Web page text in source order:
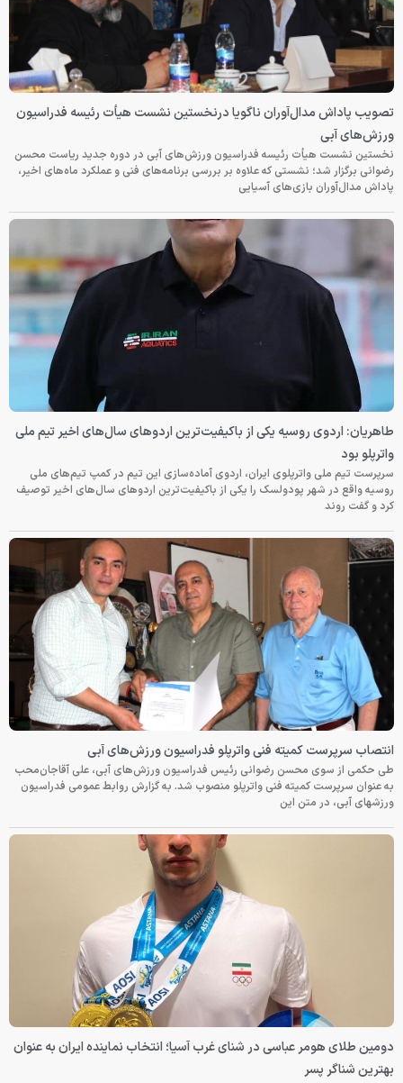
تصویب پاداش مدال‌آوران ناگویا درنخستین نشست هیأت رئیسه فدراسیون
ورزش‌های آبی
نخستین نشست هیأت رئیسه فدراسیون ورزش‌های آبی در دوره جدید ریاست محسن
رضوانی برگزار شد؛ نشستی که علاوه بر بررسی برنامه‌های فنی و عملکرد ماه‌های اخیر،
پاداش مدال‌آوران بازی‌های آسیایی
طاهریان: اردوی روسیه یکی از باکیفیت‌ترین اردوهای سال‌های اخیر تیم ملی
واترپلو بود
سرپرست تیم ملی واترپلوی ایران، اردوی آماده‌سازی این تیم در کمپ تیم‌های ملی
روسیه واقع در شهر پودولسک را یکی از باکیفیت‌ترین اردوهای سال‌های اخیر توصیف
کرد و گفت روند
انتصاب سرپرست کمیته فنی واترپلو فدراسیون ورزش‌های آبی
طی حکمی از سوی محسن رضوانی رئیس فدراسیون ورزش‌های آبی، علی آقاجان‌محب
به عنوان سرپرست کمیته فنی واترپلو منصوب شد. به گزارش روابط عمومی فدراسیون
ورزشهای آبی، در متن این
دومین طلای هومر عباسی در شنای غرب آسیا؛ انتخاب نماینده ایران به عنوان
بهترین شناگر پسر